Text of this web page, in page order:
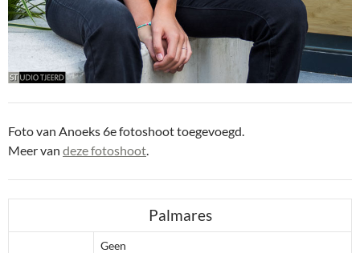
Foto van Anoeks 6e fotoshoot toegevoegd.
Meer van deze fotoshoot.
Palmares
Geen